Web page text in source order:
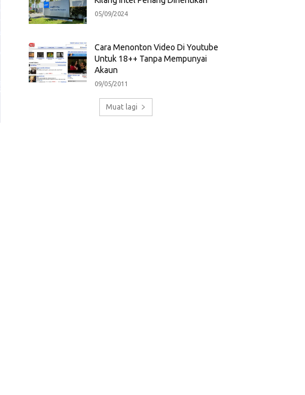
05/09/2024
Cara Menonton Video Di Youtube
Untuk 18++ Tanpa Mempunyai
Akaun
09/05/2011
Muat lagi